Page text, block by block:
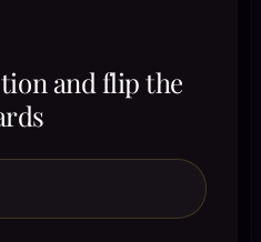
and flip the